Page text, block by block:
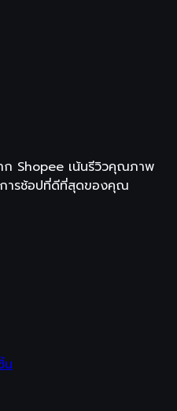
Shopee เน้นรีวิวคุณภาพ
ารช้อปที่ดีที่สุดของคุณ
น